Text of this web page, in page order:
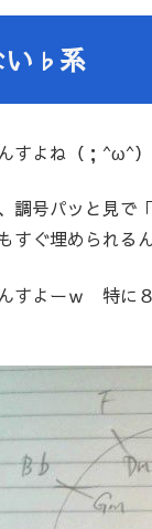
い♭系
すよね（；^ω^）
調号パッと見で
すぐ埋められるん
すよーｗ 特に